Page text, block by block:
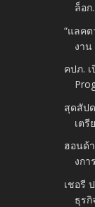
ล็อก
“แลค
งาน
คปภ. เ
สุดสัป
เตรี
ฮอนด้
งกา
เชอรี
ธุรกิ